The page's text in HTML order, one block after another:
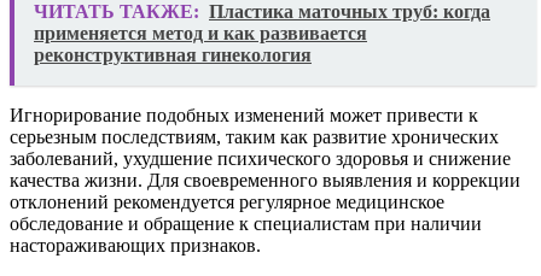
ЧИТАТЬ ТАКЖЕ: Пластика маточных труб: когда
применяется метод и как развивается
реконструктивная гинекология
Игнорирование подобных изменений может привести к
серьезным последствиям, таким как развитие хронических
заболеваний, ухудшение психического здоровья и снижение
качества жизни. Для своевременного выявления и коррекции
отклонений рекомендуется регулярное медицинское
обследование и обращение к специалистам при наличии
настораживающих признаков.